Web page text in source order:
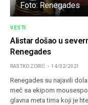
Foto: Renegades
VESTI
Alistar došao u
Renegades
RASTKO ZORIĆ 14/02/2021
Renegades su najavili
meč sa ekipom
glavna meta tima koji je